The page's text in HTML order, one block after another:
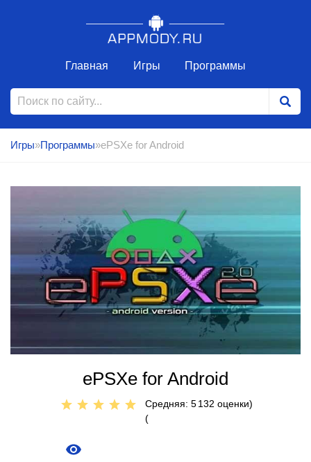
Главная Игры Программы
Игры»Программы»ePSXe for Android
ePSXe for Android
Средняя: 5
(
132 оценки)